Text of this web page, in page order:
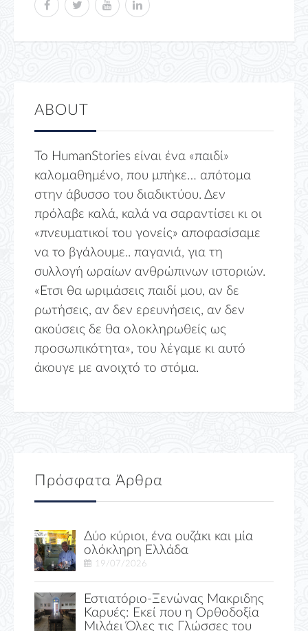
ABOUT
Το HumanStories είναι ένα «παιδί»
καλομαθημένο, που μπήκε… απότομα
στην άβυσσο του διαδικτύου. Δεν
πρόλαβε καλά, καλά να σαραντίσει κι οι
«πνευματικοί του γονείς» αποφασίσαμε
να το βγάλουμε.. παγανιά, για τη
συλλογή ωραίων ανθρώπινων ιστοριών.
«Ετσι θα ωριμάσεις παιδί μου, αν δε
ρωτήσεις, αν δεν ερευνήσεις, αν δεν
ακούσεις δε θα ολοκληρωθείς ως
προσωπικότητα», του λέγαμε κι αυτό
άκουγε με ανοιχτό το στόμα.
Πρόσφατα Άρθρα
Δύο κύριοι, ένα ουζάκι και μία
ολόκληρη Ελλάδα
19/07/2026
Εστιατόριο-Ξενώνας Μακριδης
Καρυές: Εκεί που η Ορθοδοξία
Μιλάει Όλες τις Γλώσσες του